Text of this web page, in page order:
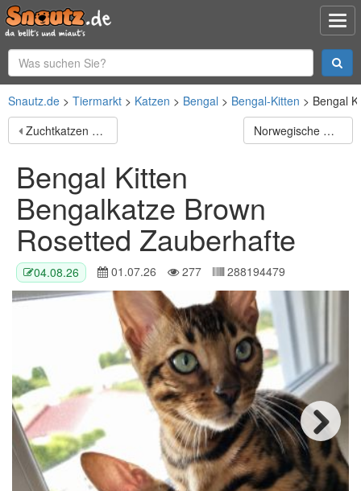
Snautz.de Tiermarkt Katzen Bengal Bengal-Kitten
Bengal
Zuchtkatzen cream smoke white , Silver, Tortie
Norwegische Waldkatzen-Mix
Bengal Kitten
Bengalkatze Brown
Rosetted Zauberhafte
04.08.26 01.07.26 277 288194479
Next